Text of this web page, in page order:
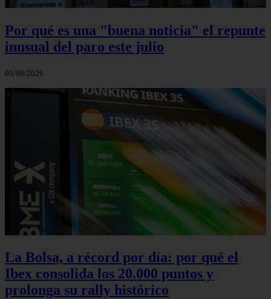
Por qué es una "buena noticia" el repunte
inusual del paro este julio
05/08/2026
La Bolsa, a récord por día: por qué el
Ibex consolida los 20.000 puntos y
prolonga su rally histórico